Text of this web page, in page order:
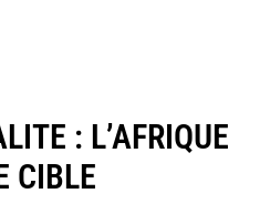
: L’AFRIQUE
CIBLE